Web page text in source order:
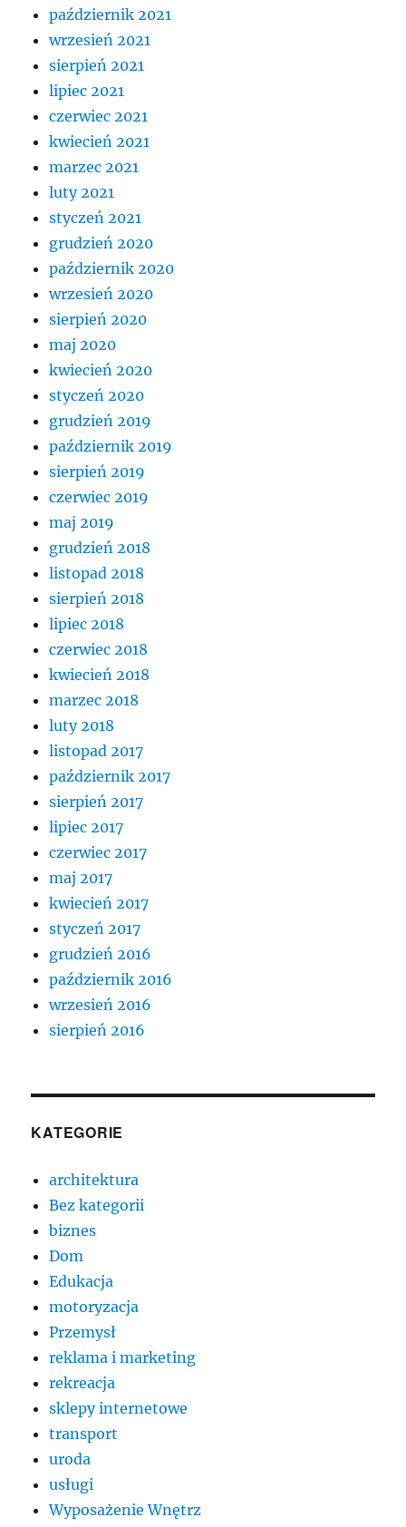
październik 2021
wrzesień 2021
sierpień 2021
lipiec 2021
czerwiec 2021
kwiecień 2021
marzec 2021
luty 2021
styczeń 2021
grudzień 2020
październik 2020
wrzesień 2020
sierpień 2020
maj 2020
kwiecień 2020
styczeń 2020
grudzień 2019
październik 2019
sierpień 2019
czerwiec 2019
maj 2019
grudzień 2018
listopad 2018
sierpień 2018
lipiec 2018
czerwiec 2018
kwiecień 2018
marzec 2018
luty 2018
listopad 2017
październik 2017
sierpień 2017
lipiec 2017
czerwiec 2017
maj 2017
kwiecień 2017
styczeń 2017
grudzień 2016
październik 2016
wrzesień 2016
sierpień 2016
KATEGORIE
architektura
Bez kategorii
biznes
Dom
Edukacja
motoryzacja
Przemysł
reklama i marketing
rekreacja
sklepy internetowe
transport
uroda
usługi
Wyposażenie Wnętrz